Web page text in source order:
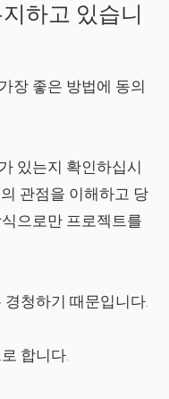
하고 있습니
장 좋은 방법에 동의
있는지 확인하십시
관점을 이해하고 당
으로만 프로젝트를
청하기 때문입니다.
합니다.